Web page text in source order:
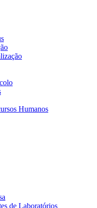
Humanos
de Laboratórios